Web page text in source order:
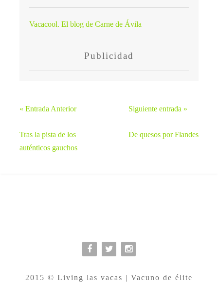
Vacacool. El blog de Carne de Ávila
Publicidad
« Entrada Anterior
Tras la pista de los
auténticos gauchos
Siguiente entrada »
De quesos por Flandes
  
2015 © Living las vacas | Vacuno de élite